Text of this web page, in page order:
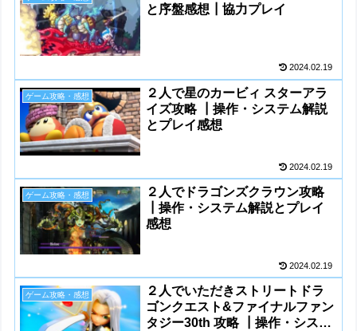
と序盤感想┃協力プレイ
2024.02.19
ゲーム攻略・感想
２人で星のカービィ スターアラ
イズ攻略 ┃操作・システム解説
とプレイ感想
2024.02.19
ゲーム攻略・感想
２人でドラゴンズクラウン攻略
┃操作・システム解説とプレイ
感想
2024.02.19
ゲーム攻略・感想
２人でいただきストリートドラ
ゴンクエスト&ファイナルファン
タジー30th 攻略 ┃操作・システ